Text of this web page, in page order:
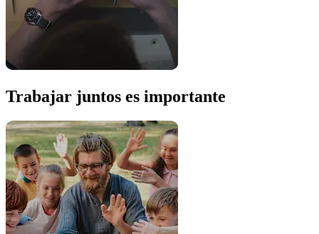
Trabajar juntos es importante